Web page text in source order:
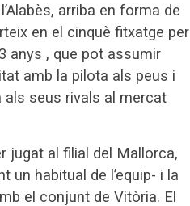
arriba en forma de
en el cinquè fitxatge per
anys , que pot assumir
amb la pilota als peus i
als seus rivals al mercat
jugat al filial del Mallorca,
un habitual de l’equip- i la
el conjunt de Vitòria. El